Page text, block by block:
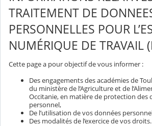
TRAITEMENT DE
PERSONNELLES POUR
NUMÉRIQUE DE TRAVAIL
Cette page a pour objectif de vous informer :
Des engagements des académies de
du ministère de l’Agriculture et de
Occitanie, en matière de protection des
personnel,
De l’utilisation de vos données
Des modalités de l’exercice de vos droits.